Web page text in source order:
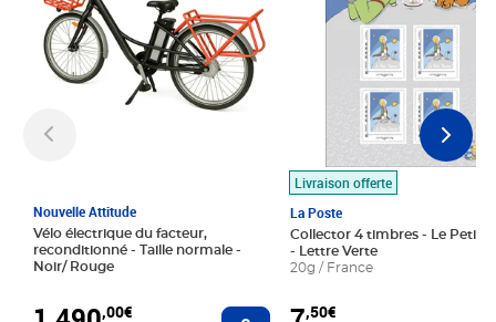
Nouvelle Attitude
Vélo électrique du facteur,
reconditionné - Taille normale -
Noir/ Rouge
,00€ Ajouter au panier
Livraison offerte
La Poste
Collector 4 timbres - Le Petit
- Lettre Verte
20g / France
,50€